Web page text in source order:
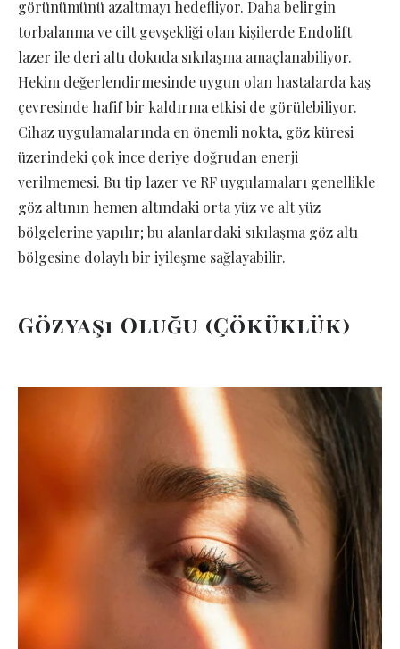
görünümünü azaltmayı hedefliyor. Daha belirgin
torbalanma ve cilt gevşekliği olan kişilerde Endolift
lazer ile deri altı dokuda sıkılaşma amaçlanabiliyor.
Hekim değerlendirmesinde uygun olan hastalarda kaş
çevresinde hafif bir kaldırma etkisi de görülebiliyor.
Cihaz uygulamalarında en önemli nokta, göz küresi
üzerindeki çok ince deriye doğrudan enerji
verilmemesi. Bu tip lazer ve RF uygulamaları genellikle
göz altının hemen altındaki orta yüz ve alt yüz
bölgelerine yapılır; bu alanlardaki sıkılaşma göz altı
bölgesine dolaylı bir iyileşme sağlayabilir.
Gözyaşı Oluğu (Çöküklük)